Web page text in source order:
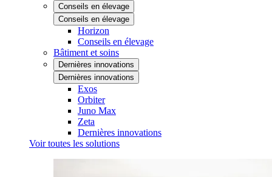
Conseils en élevage
Conseils en élevage
Horizon
Conseils en élevage
Bâtiment et soins
Dernières innovations
Dernières innovations
Exos
Orbiter
Juno Max
Zeta
Dernières innovations
Voir toutes les solutions